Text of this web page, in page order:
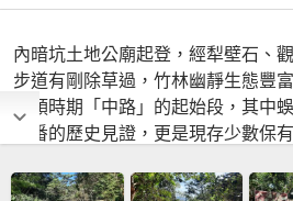
內暗坑土地公廟起登，經犁壁石、
步道有剛除草過，竹林幽靜生態豐
清領時期「中路」的起始段，其中
撫番的歷史見證，更是現存少數保
得名。 走在蜈蚣崙段，腳下踏的是